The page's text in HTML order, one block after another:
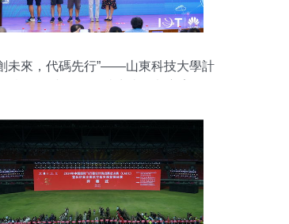
未來，代碼先行”——山東科技大學計